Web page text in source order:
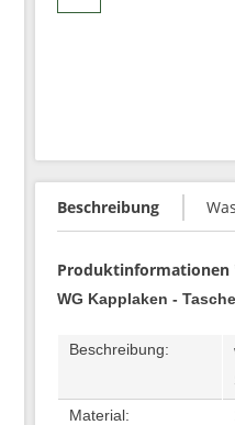
Beschreibung
Produktinformationen
WG Kapplaken -
Beschreibung:
Material: